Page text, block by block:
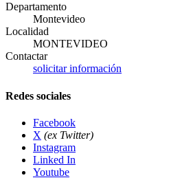
Departamento
Montevideo
Localidad
MONTEVIDEO
Contactar
solicitar información
Redes sociales
Facebook
X (ex Twitter)
Instagram
Linked In
Youtube